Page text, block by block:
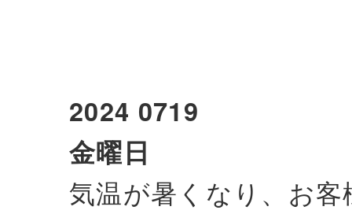
2024 0719
金曜日
気温が暑くなり、お